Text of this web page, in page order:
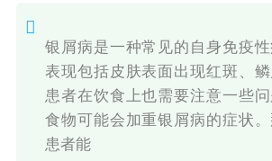
银屑病是一种常见的自身免疫
表现包括皮肤表面出现红斑、鳞
患者在饮食上也需要注意一些
食物可能会加重银屑病的症状
患者能